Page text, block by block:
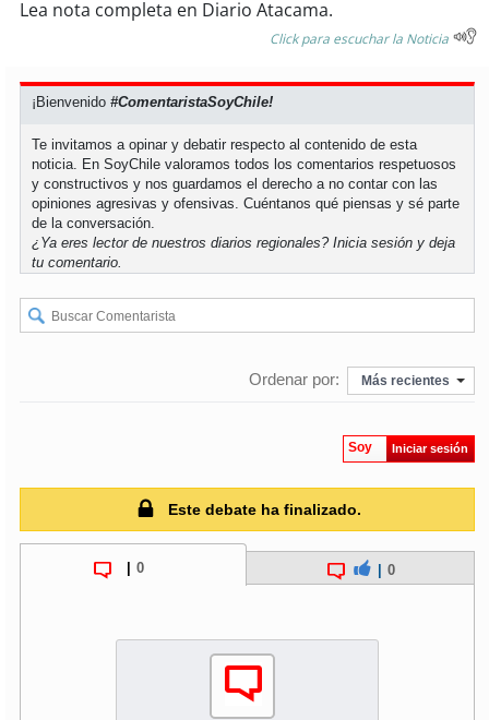
Lea nota completa en Diario Atacama.
Click para escuchar la Noticia
¡Bienvenido#ComentaristaSoyChile!
Te invitamos a opinar y debatir respecto al contenido de esta
noticia. En SoyChile valoramos todos los comentarios respetuosos
y constructivos y nos guardamos el derecho a no contar con las
opiniones agresivas y ofensivas. Cuéntanos qué piensas y sé parte
de la conversación.
¿Ya eres lector de nuestros diarios regionales?Inicia sesión y deja
tu comentario.
Ordenar por: Más recientes
Soy Iniciar sesión
Este debate ha finalizado.
| 0 0